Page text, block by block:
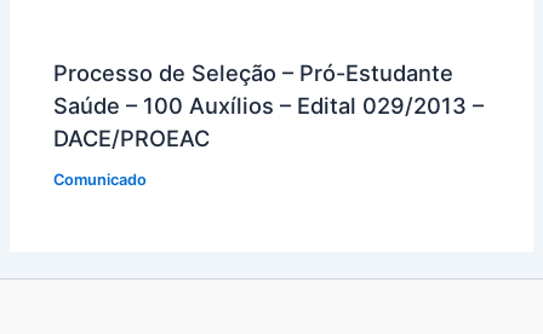
Processo de Seleção – Pró-Estudante
Saúde – 100 Auxílios – Edital 029/2013 –
DACE/PROEAC
Comunicado